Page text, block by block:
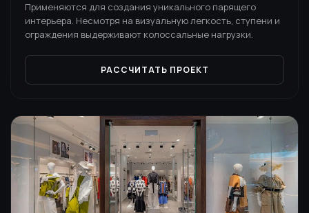
Применяются для создания уникального парящего
интерьера. Несмотря на визуальную легкость, ступени и
ограждения выдерживают колоссальные нагрузки.
РАССЧИТАТЬ ПРОЕКТ